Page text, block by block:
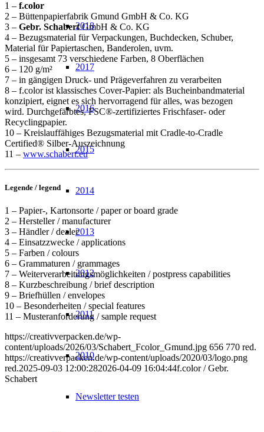
2018
2017
2016
2015
2014
2013
2012
2011
2010
Newsletter testen
1 – f.color
2 – Büttenpapierfabrik Gmund GmbH & Co. KG
3 – Gebr. SchabertGmbH & Co. KG
4 – Bezugsmaterial für Verpackungen, Buchdecken, Schuber,
Material für Papiertaschen, Banderolen, uvm.
5 – insgesamt 73 verschiedene Farben, 8 Oberflächen
6 – 120 g/m²
7 – in gängigen Druck- und Prägeverfahren zu verarbeiten
8 – f.color ist klassisches Cover-Papier: als Bucheinbandmaterial
konzipiert, eignet es sich hervorragend für alles, was bezogen
wird. Durchgefärbtes, FSC®-zertifiziertes Frischfaser- oder
Recyclingpapier.
10 – Kreislauffähiges Bezugsmaterial mit Cradle-to-Cradle
Certified® Silber-Auszeichnung
11 – www.schabert.eu
Legende / legend
1 – Papier-, Kartonsorte / paper or board grade
2 – Hersteller / manufacturer
3 – Händler / dealer
4 – Einsatzzwecke / applications
5 – Farben / colours
6 – Grammaturen / grammages
7 – Weiterverarbeitungsmöglichkeiten / postpress capabilities
8 – Kurzbeschreibung / brief description
9 – Briefhüllen / envelopes
10 – Besonderheiten / special features
11 – Musteranforderung / sample request
https://creativverpacken.de/wp-
content/uploads/2026/03/Schabert_Fcolor_Gmund.jpg 656 770 red.
https://creativverpacken.de/wp-content/uploads/2020/03/logo.png
red.2025-09-03 12:00:282026-04-09 16:04:44f.color / Gebr.
Schabert